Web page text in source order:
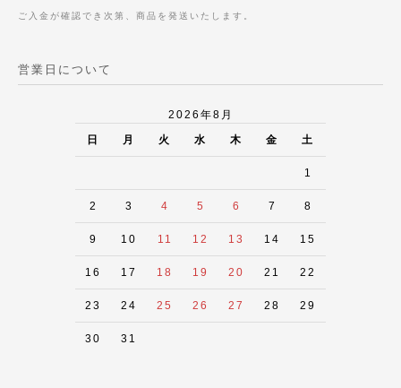
ご入金が確認でき次第、商品を発送いたします。
営業日について
2026年8月
日 月 火 水 木 金 土
1
2 3 4 5 6 7 8
9 10 11 12 13 14 15
16 17 18 19 20 21 22
23 24 25 26 27 28 29
30 31